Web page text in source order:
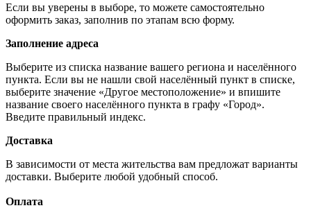
Если вы уверены в выборе, то можете самостоятельно
оформить заказ, заполнив по этапам всю форму.
Заполнение адреса
Выберите из списка название вашего региона и населённого
пункта. Если вы не нашли свой населённый пункт в списке,
выберите значение «Другое местоположение» и впишите
название своего населённого пункта в графу «Город».
Введите правильный индекс.
Доставка
В зависимости от места жительства вам предложат варианты
доставки. Выберите любой удобный способ.
Оплата